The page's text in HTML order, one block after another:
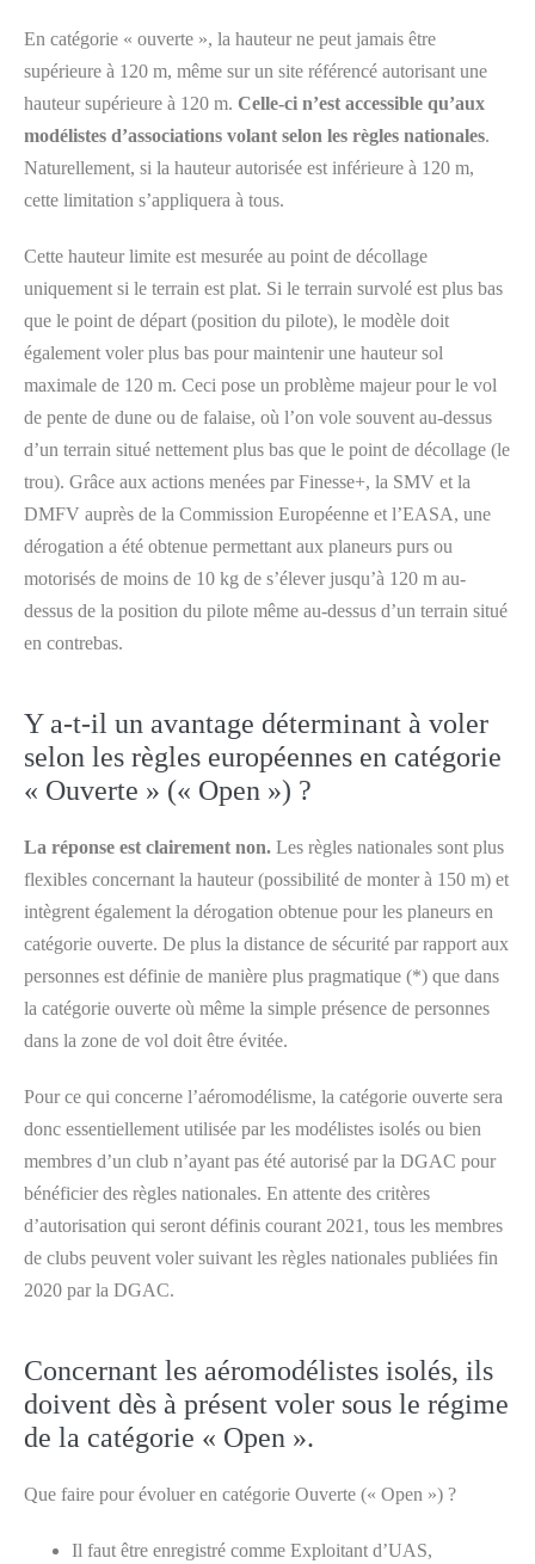
En catégorie « ouverte », la hauteur ne peut jamais être
supérieure à 120 m, même sur un site référencé autorisant une
hauteur supérieure à 120 m. Celle-ci n’est accessible qu’aux
modélistes d’associations volant selon les règles nationales.
Naturellement, si la hauteur autorisée est inférieure à 120 m,
cette limitation s’appliquera à tous.
Cette hauteur limite est mesurée au point de décollage
uniquement si le terrain est plat. Si le terrain survolé est plus bas
que le point de départ (position du pilote), le modèle doit
également voler plus bas pour maintenir une hauteur sol
maximale de 120 m. Ceci pose un problème majeur pour le vol
de pente de dune ou de falaise, où l’on vole souvent au-dessus
d’un terrain situé nettement plus bas que le point de décollage (le
trou). Grâce aux actions menées par Finesse+, la SMV et la
DMFV auprès de la Commission Européenne et l’EASA, une
dérogation a été obtenue permettant aux planeurs purs ou
motorisés de moins de 10 kg de s’élever jusqu’à 120 m au-
dessus de la position du pilote même au-dessus d’un terrain situé
en contrebas.
Y a-t-il un avantage déterminant à voler
selon les règles européennes en catégorie
« Ouverte » (« Open ») ?
La réponse est clairement non. Les règles nationales sont plus
flexibles concernant la hauteur (possibilité de monter à 150 m) et
intègrent également la dérogation obtenue pour les planeurs en
catégorie ouverte. De plus la distance de sécurité par rapport aux
personnes est définie de manière plus pragmatique (*) que dans
la catégorie ouverte où même la simple présence de personnes
dans la zone de vol doit être évitée.
Pour ce qui concerne l’aéromodélisme, la catégorie ouverte sera
donc essentiellement utilisée par les modélistes isolés ou bien
membres d’un club n’ayant pas été autorisé par la DGAC pour
bénéficier des règles nationales. En attente des critères
d’autorisation qui seront définis courant 2021, tous les membres
de clubs peuvent voler suivant les règles nationales publiées fin
2020 par la DGAC.
Concernant les aéromodélistes isolés, ils
doivent dès à présent voler sous le régime
de la catégorie « Open ».
Que faire pour évoluer en catégorie Ouverte (« Open ») ?
Il faut être enregistré comme Exploitant d’UAS,